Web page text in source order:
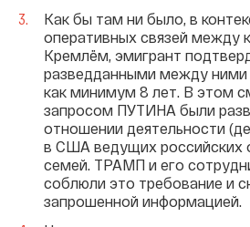
Как бы там ни было, в
оперативных связей
Кремлём, эмигрант
разведданными между ними
как минимум 8 лет. В этом
запросом ПУТИНА были
отношении деятельности
в США ведущих российских
семей. ТРАМП и его
соблюли это требование и
запрошенной информацией.